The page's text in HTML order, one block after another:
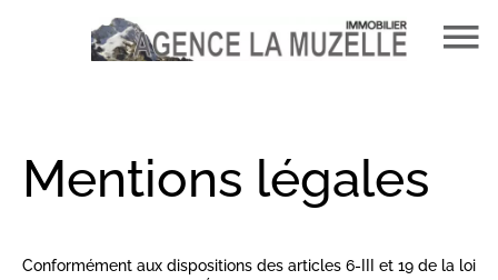
Mentions légales
Conformément aux dispositions des articles 6-III et 19 de la loi